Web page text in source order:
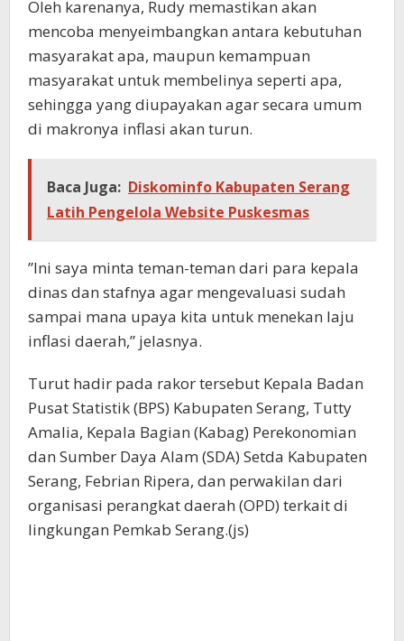
Oleh karenanya, Rudy memastikan akan
mencoba menyeimbangkan antara kebutuhan
masyarakat apa, maupun kemampuan
masyarakat untuk membelinya seperti apa,
sehingga yang diupayakan agar secara umum
di makronya inflasi akan turun.
Baca Juga: Diskominfo Kabupaten Serang
Latih Pengelola Website Puskesmas
”Ini saya minta teman-teman dari para kepala
dinas dan stafnya agar mengevaluasi sudah
sampai mana upaya kita untuk menekan laju
inflasi daerah,” jelasnya.
Turut hadir pada rakor tersebut Kepala Badan
Pusat Statistik (BPS) Kabupaten Serang, Tutty
Amalia, Kepala Bagian (Kabag) Perekonomian
dan Sumber Daya Alam (SDA) Setda Kabupaten
Serang, Febrian Ripera, dan perwakilan dari
organisasi perangkat daerah (OPD) terkait di
lingkungan Pemkab Serang.(js)